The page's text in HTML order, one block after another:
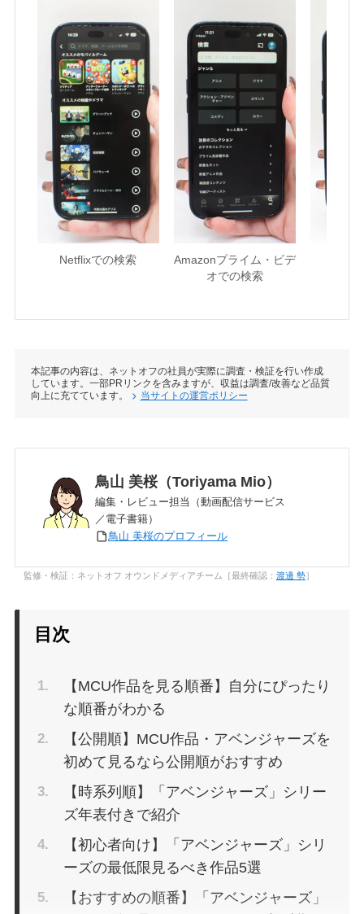
Netflixでの検索
Amazonプライム・ビデ
オでの検索
本記事の内容は、ネットオフの社員が実際に調査・検証を行い作成
しています。一部PRリンクを含みますが、収益は調査/改善など品質
向上に充てています。
当サイトの運営ポリシー
鳥山 美桜（Toriyama Mio）
編集・レビュー担当（動画配信サービス
／電子書籍）
鳥山 美桜のプロフィール
監修・検証：ネットオフ オウンドメディアチーム［最終確認： 渡邊 勢］
目次
【MCU作品を見る順番】自分にぴったり
な順番がわかる
【公開順】MCU作品・アベンジャーズを
初めて見るなら公開順がおすすめ
【時系列順】「アベンジャーズ」シリー
ズ年表付きで紹介
【初心者向け】「アベンジャーズ」シリ
ーズの最低限見るべき作品5選
【おすすめの順番】「アベンジャーズ」